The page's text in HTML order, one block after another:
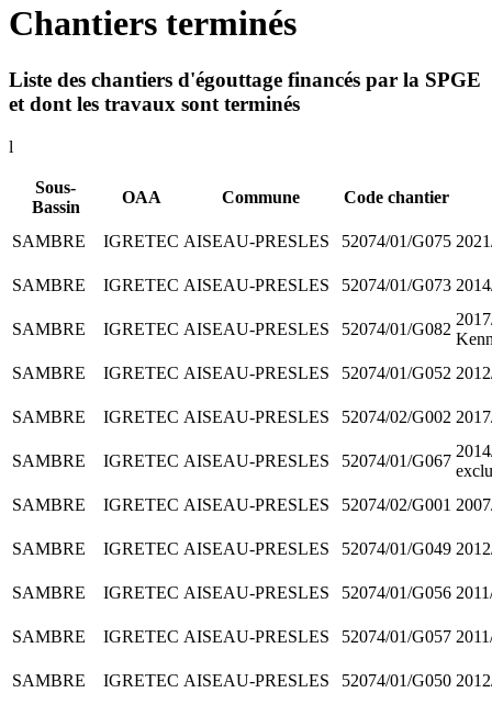
Chantiers terminés
Liste des chantiers d'égouttage financés par la SPGE
et dont les travaux sont terminés
l
Sous-
Bassin
OAA Commune Code chantier
SAMBRE IGRETEC AISEAU-PRESLES 52074/01/G075
SAMBRE IGRETEC AISEAU-PRESLES 52074/01/G073
SAMBRE IGRETEC AISEAU-PRESLES 52074/01/G082
SAMBRE
IGRETEC AISEAU-PRESLES 52074/01/G052
SAMBRE IGRETEC AISEAU-PRESLES 52074/02/G002
SAMBRE IGRETEC AISEAU-PRESLES 52074/01/G067
SAMBRE
IGRETEC AISEAU-PRESLES 52074/02/G001
SAMBRE IGRETEC AISEAU-PRESLES 52074/01/G049
SAMBRE IGRETEC AISEAU-PRESLES 52074/01/G056
SAMBRE IGRETEC AISEAU-PRESLES 52074/01/G057
SAMBRE IGRETEC AISEAU-PRESLES 52074/01/G050